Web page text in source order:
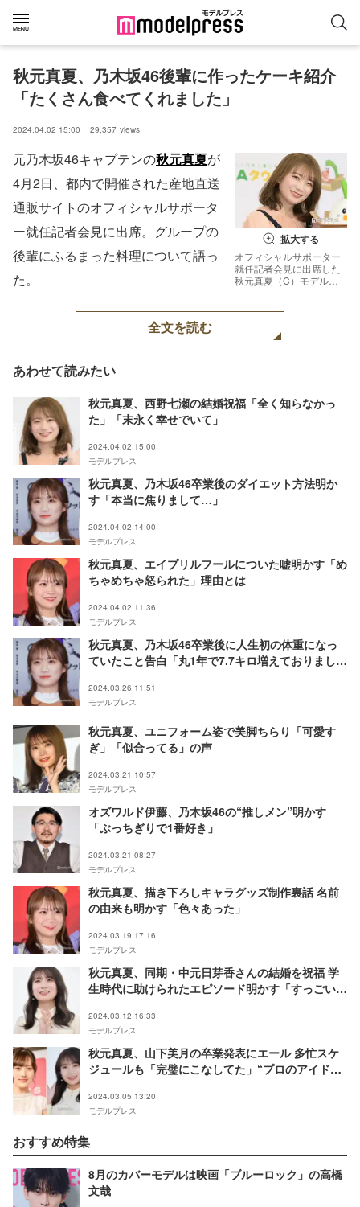
秋元真夏、乃木坂46後輩に作ったケーキ紹介
「たくさん食べてくれました」
2024.04.02 15:00 29,357 views
拡大する
オフィシャルサポーター
就任記者会見に出席した
秋元真夏（C）モデルプ
元乃木坂46キャプテンの秋元真夏が
4月2日、都内で開催された産地直送
通販サイトのオフィシャルサポータ
ー就任記者会見に出席。グループの
後輩にふるまった料理について語っ
た。
全文を読む
あわせて読みたい
秋元真夏、西野七瀬の結婚祝福「全く知らなかっ
た」「末永く幸せでいて」
2024.04.02 15:00
モデルプレス
秋元真夏、乃木坂46卒業後のダイエット方法明か
す「本当に焦りまして…」
2024.04.02 14:00
モデルプレス
秋元真夏、エイプリルフールについた嘘明かす「め
ちゃめちゃ怒られた」理由とは
2024.04.02 11:36
モデルプレス
秋元真夏、乃木坂46卒業後に人生初の体重になっ
ていたこと告白「丸1年で7.7キロ増えておりまし
2024.03.26 11:51
モデルプレス
秋元真夏、ユニフォーム姿で美脚ちらり「可愛す
ぎ」「似合ってる」の声
2024.03.21 10:57
モデルプレス
オズワルド伊藤、乃木坂46の“推しメン”明かす
「ぶっちぎりで1番好き」
2024.03.21 08:27
モデルプレス
秋元真夏、描き下ろしキャラグッズ制作裏話 名前
の由来も明かす「色々あった」
2024.03.19 17:16
モデルプレス
秋元真夏、同期・中元日芽香さんの結婚を祝福 学
生時代に助けられたエピソード明かす「すっごい覚
2024.03.12 16:33
モデルプレス
秋元真夏、山下美月の卒業発表にエール 多忙スケ
ジュールも「完璧にこなしてた」“プロのアイド
2024.03.05 13:20
モデルプレス
おすすめ特集
8月のカバーモデルは映画「ブルーロック」の高橋
文哉